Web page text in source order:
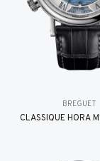
BREGUET
CLASSIQUE HORA